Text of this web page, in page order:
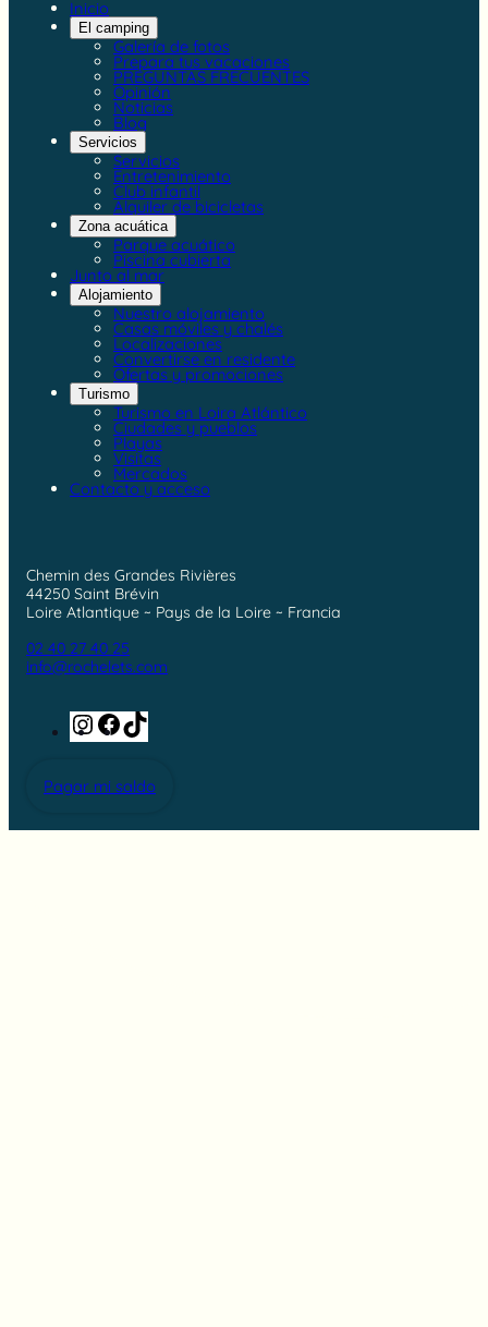
Inicio
El camping
Galería de fotos
Prepara tus vacaciones
PREGUNTAS FRECUENTES
Opinión
Noticias
Blog
Servicios
Servicios
Entretenimiento
Club infantil
Alquiler de bicicletas
Zona acuática
Parque acuático
Piscina cubierta
Junto al mar
Alojamiento
Nuestro alojamiento
Casas móviles y chalés
Localizaciones
Convertirse en residente
Ofertas y promociones
Turismo
Turismo en Loira Atlántico
Ciudades y pueblos
Playas
Visitas
Mercados
Contacto y acceso
Chemin des Grandes Rivières
44250 Saint Brévin
Loire Atlantique ~ Pays de la Loire ~ Francia
02 40 27 40 25
info@rochelets.com
Instagram
Facebook
Pagar mi saldo